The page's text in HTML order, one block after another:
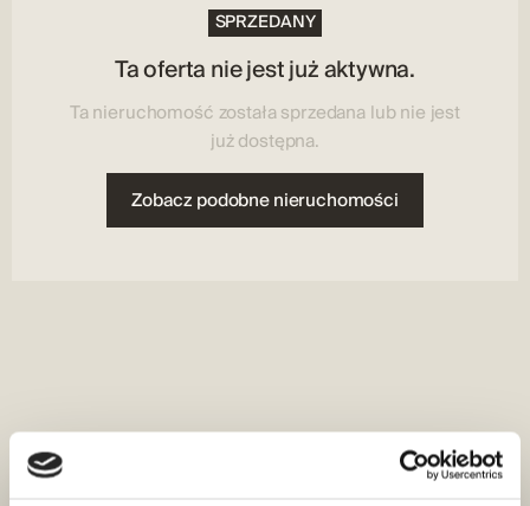
Elektryczność, Woda, Ścieki
Płytki ceramiczne
Podłoga, Klimatyzacja
SPRZEDANY
Ta oferta nie jest już aktywna.
Ta nieruchomość została sprzedana lub nie jest
już dostępna.
Zobacz podobne nieruchomości